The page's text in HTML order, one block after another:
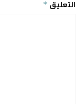
التعليق *